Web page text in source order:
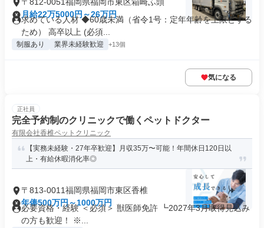
月給22万5000円～26万円
求めている人材 ◆60歳未満（省令1号：定年年齢を上限とする
ため） 高卒以上 (必須...
制服あり 業界未経験歓迎 +13個
気になる
正社員
完全予約制のクリニックで働くペットドクター
有限会社香椎ペットクリニック
【実務未経験・27年卒歓迎】月収35万〜可能！年間休日120日以
上・有給休暇消化率◎
〒813-0011福岡県福岡市東区香椎
年俸500万円～1000万円
必要資格・経験 ＜必須＞ 獣医師免許 ┗2027年3月取得見込み
の方も歓迎！ ※...